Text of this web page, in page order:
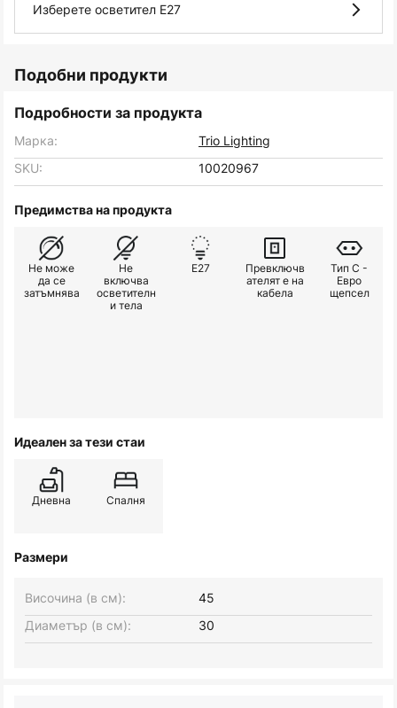
Изберете осветител E27
Подобни продукти
Подробности за продукта
Марка:
Trio Lighting
SKU:
10020967
Предимства на продукта
Не може
да се
затъмнява
Не
включва
осветителн
и тела
E27
Превключв
ателят е на
кабела
Тип C -
Евро
щепсел
Идеален за тези стаи
Дневна Спалня
Размери
Височина (в см):
45
Диаметър (в см):
30